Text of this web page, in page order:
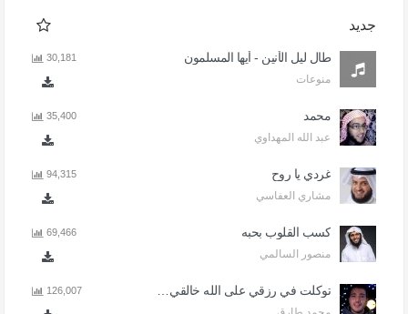
جديد
طال ليل الأنين - أيها المسلمون
منوعات
30,181
محمد
عبد الله المهداوي
35,400
غردي يا روح
مشاري العفاسي
94,315
كسب القلوب بحبه
منصور السالمي
69,466
126,007